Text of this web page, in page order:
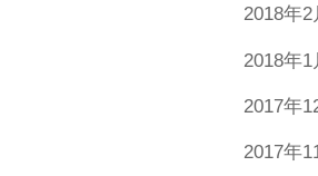
2018年2
2018年1
2017年
2017年